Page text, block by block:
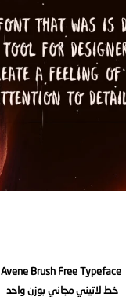
Avene Brush Free Typeface
خط لاتيني مجاني بوزن واحد